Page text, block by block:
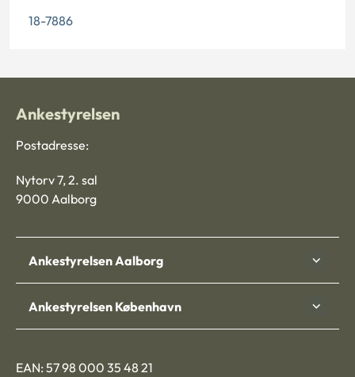
18-7886
Ankestyrelsen
Postadresse:
Nytorv 7, 2. sal
9000 Aalborg
Ankestyrelsen Aalborg
Ankestyrelsen København
EAN: 57 98 000 35 48 21